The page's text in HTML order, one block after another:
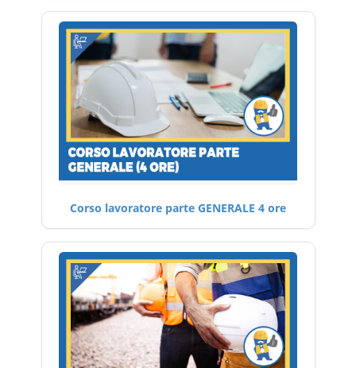
Corso lavoratore parte GENERALE 4 ore